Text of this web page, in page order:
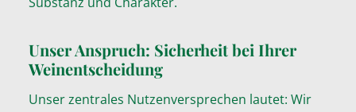
Unser Anspruch: Sicherheit bei Ihrer
Weinentscheidung
Unser zentrales Nutzenversprechen lautet: Wir